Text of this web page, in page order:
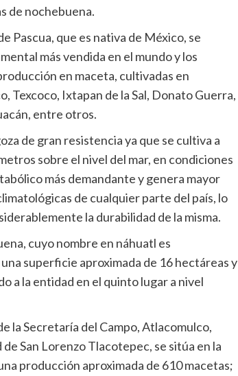
de nochebuena.
Pascua, que es nativa de México, se
más vendida en el mundo y los
en maceta, cultivadas en
Texcoco, Ixtapan de la Sal, Donato Guerra,
entre otros.
de gran resistencia ya que se cultiva a
sobre el nivel del mar, en condiciones
más demandante y genera mayor
de cualquier parte del país, lo
la durabilidad de la misma.
cuyo nombre en náhuatl es
superficie aproximada de 16 hectáreas y
a la entidad en el quinto lugar a nivel
la Secretaría del Campo, Atlacomulco,
San Lorenzo Tlacotepec, se sitúa en la
producción aproximada de 610 macetas;